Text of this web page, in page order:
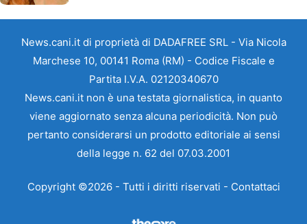
News.cani.it di proprietà di DADAFREE SRL - Via Nicola
Marchese 10, 00141 Roma (RM) - Codice Fiscale e
Partita I.V.A. 02120340670
News.cani.it non è una testata giornalistica, in quanto
viene aggiornato senza alcuna periodicità. Non può
pertanto considerarsi un prodotto editoriale ai sensi
della legge n. 62 del 07.03.2001
Copyright ©2026 - Tutti i diritti riservati - Contattaci